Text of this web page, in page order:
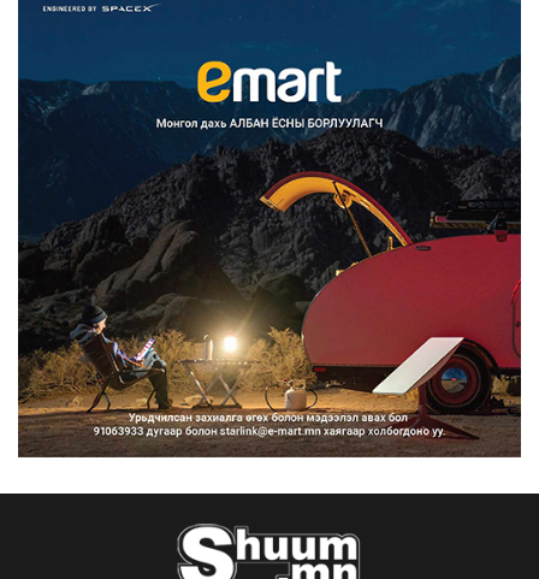
Францад иргэд рүү зөвшөөрөлгүй
сурталчилгааны дууд...
2026/08/07
Нийтийн тээврийн Ч:19А чиглэлийн
замналд түр хугац...
2026/08/07
Автомашины улсын дугаар сондгой